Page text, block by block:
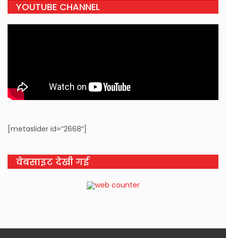
YOUTUBE CHANNEL
[metaslider id=”2668″]
वेबसाइट देखी गई